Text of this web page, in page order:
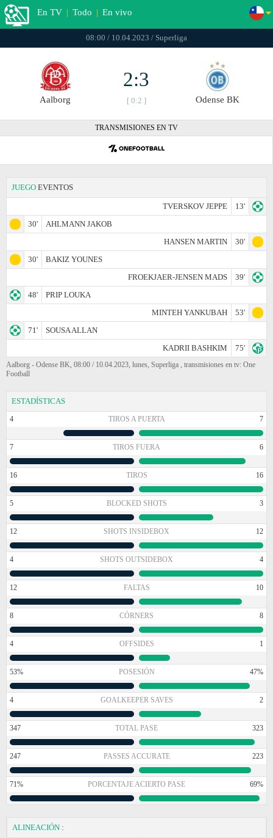
En TV | Todo | En vivo
08:00 / 10.04.2023 / Superliga
Aalborg
2:3
[ 0:2 ] Odense BK
TRANSMISIONES EN TV
JUEGO EVENTOS
TVERSKOV JEPPE
13'
30'
AHLMANN JAKOB
HANSEN MARTIN
30'
30'
BAKIZ YOUNES
FROEKJAER-JENSEN MADS
39'
48'
PRIP LOUKA
MINTEH YANKUBAH
53'
71'
SOUSA ALLAN
KADRII BASHKIM
75'
Aalborg - Odense BK, 08:00 / 10.04.2023, lunes, Superliga , transmisiones en tv: One
Football
ESTADÍSTICAS
4 TIROS A PUERTA 7
7 TIROS FUERA 6
16 TIROS 16
5 BLOCKED SHOTS 3
12 SHOTS INSIDEBOX 12
4 SHOTS OUTSIDEBOX 4
12 FALTAS 10
8 CÓRNERS 8
4 OFFSIDES 1
53% POSESIÓN 47%
4 GOALKEEPER SAVES 2
347 TOTAL PASE 323
247 PASSES ACCURATE 223
71% PORCENTAJE ACIERTO PASE 69%
ALINEACIÓN :